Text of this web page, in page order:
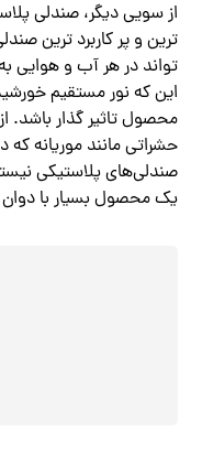
از سویی دیگر، صندلی
ترین و پر کاربرد ترین
تواند در هر آب و هوایی
این که نور مستقیم
محصول تاثیر گذار باشد.
حشراتی مانند موریانه
صندلی‌های پلاستیکی
یک محصول بسیار با دوان